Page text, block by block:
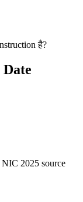
है?
2025 source